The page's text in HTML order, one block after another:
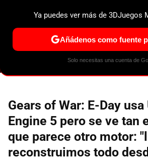
ESPECIALES PS5 NINTENDO
Gears of War: E-Day usa
Engine 5 pero se ve tan
que parece otro motor:
reconstruimos todo
Ya puedes ver más de 3DJuegos
Añádenos como fuente
Solo necesitas una cuenta de